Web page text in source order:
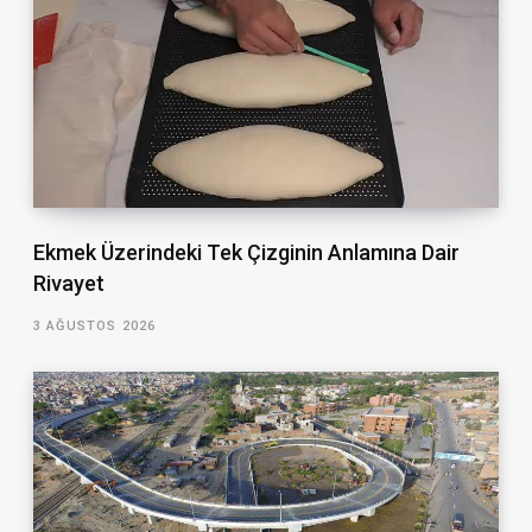
Ekmek Üzerindeki Tek Çizginin Anlamına Dair
Rivayet
3 AĞUSTOS 2026